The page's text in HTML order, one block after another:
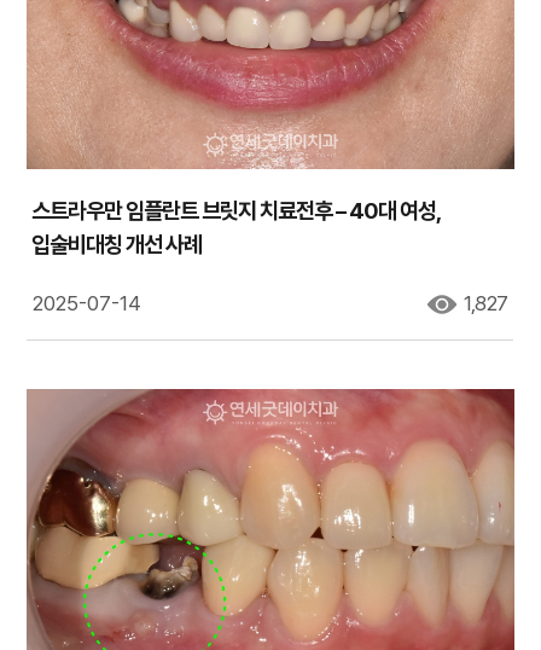
스트라우만 임플란트 브릿지 치료전후 – 40대 여성,
입술비대칭 개선 사례
2025-07-14 1,827